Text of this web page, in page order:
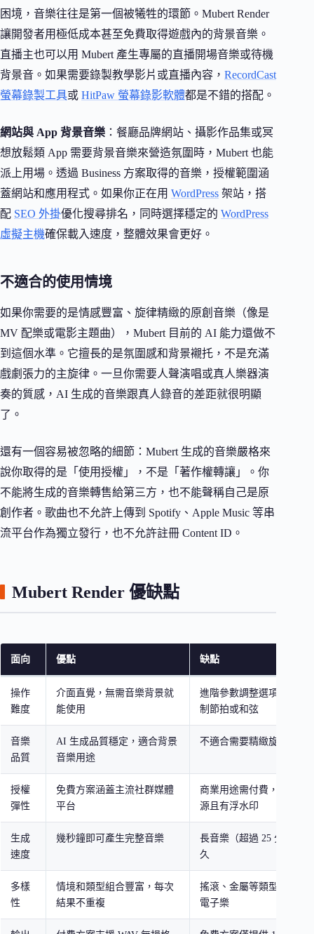
困境，音樂往往是第一個被犧牲的環節。Mubert Render
讓開發者用極低成本甚至免費取得遊戲內的背景音樂。
直播主也可以用 Mubert 產生專屬的直播開場音樂或待機
背景音。如果需要錄製教學影片或直播內容， RecordCast
螢幕錄製工具或 HitPaw 螢幕錄影軟體都是不錯的搭配。
網站與 App 背景音樂 ：餐廳品牌網站、攝影作品集或冥
想放鬆類 App 需要背景音樂來營造氛圍時，Mubert 也能
派上用場。透過 Business 方案取得的音樂，授權範圍涵
蓋網站和應用程式。如果你正在用 WordPress 架站，搭
配 SEO 外掛優化搜尋排名，同時選擇穩定的 WordPress
虛擬主機確保載入速度，整體效果會更好。
不適合的使用情境
如果你需要的是情感豐富、旋律精緻的原創音樂（像是
MV 配樂或電影主題曲），Mubert 目前的 AI 能力還做不
到這個水準。它擅長的是氛圍感和背景襯托，不是充滿
戲劇張力的主旋律。一旦你需要人聲演唱或真人樂器演
奏的質感，AI 生成的音樂跟真人錄音的差距就很明顯
了。
還有一個容易被忽略的細節：Mubert 生成的音樂嚴格來
說你取得的是「使用授權」，不是「著作權轉讓」。你
不能將生成的音樂轉售給第三方，也不能聲稱自己是原
創作者。歌曲也不允許上傳到 Spotify、Apple Music 等串
流平台作為獨立發行，也不允許註冊 Content ID。
Mubert Render 優缺點
面向 優點 缺點
操作
難度
介面直覺，無需音樂背景就
能使用
進階參數調整選項少，無
制節拍或和弦
音樂
品質
AI 生成品質穩定，適合背景
音樂用途
不適合需要精緻旋律或人
授權
彈性
免費方案涵蓋主流社群媒體
平台
商業用途需付費，免費版
源且有浮水印
生成
速度
幾秒鐘即可產生完整音樂
長音樂（超過 25 分鐘）
久
多樣
性
情境和類型組合豐富，每次
結果不重複
搖滾、金屬等類型的生成
電子樂